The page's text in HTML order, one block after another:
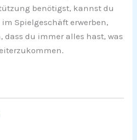
benötigst, kannst du
Spielgeschäft erwerben,
dass du immer alles hast, was